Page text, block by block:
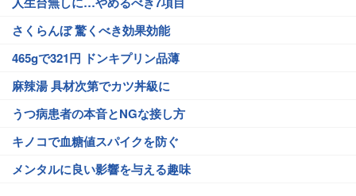
さくらんぼ 驚くべき効果効能
465gで321円 ドンキプリン品薄
麻辣湯 具材次第でカツ丼級に
うつ病患者の本音とNGな接し方
キノコで血糖値スパイクを防ぐ
メンタルに良い影響を与える趣味